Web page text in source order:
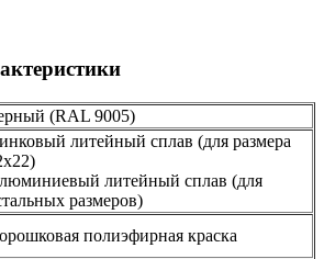
(RAL 9005)
литейный сплав (для размера
литейный сплав (для
размеров)
полиэфирная краска